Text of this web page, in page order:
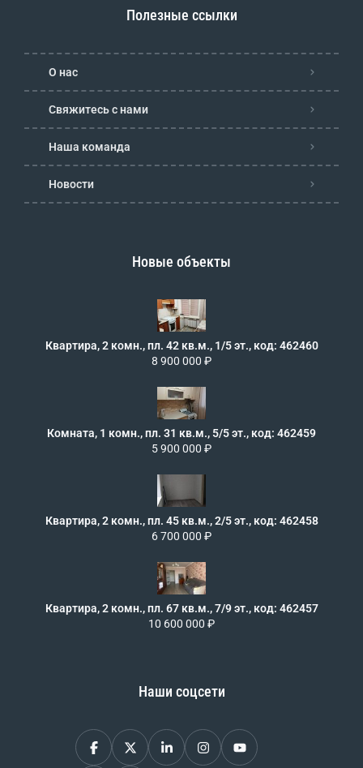
Полезные ссылки
О нас
Свяжитесь с нами
Наша команда
Новости
Новые объекты
Квартира, 2 комн., пл. 42 кв.м., 1/5 эт., код: 462460
8 900 000 ₽
Комната, 1 комн., пл. 31 кв.м., 5/5 эт., код: 462459
5 900 000 ₽
Квартира, 2 комн., пл. 45 кв.м., 2/5 эт., код: 462458
6 700 000 ₽
Квартира, 2 комн., пл. 67 кв.м., 7/9 эт., код: 462457
10 600 000 ₽
Наши соцсети